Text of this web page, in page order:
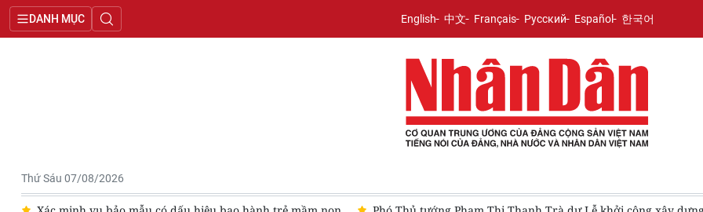
DANH MỤC English 中文 Français Русский Español 한국어
Thứ Sáu 07/08/2026